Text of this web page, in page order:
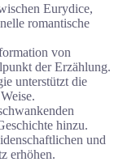
Eurydice,
romantische
von
der Erzählung.
unterstützt die
hinzu.
und
erhöhen.